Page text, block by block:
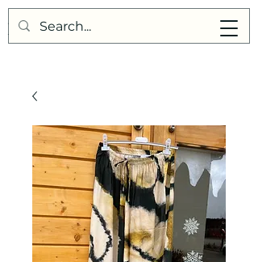
Points de Suture